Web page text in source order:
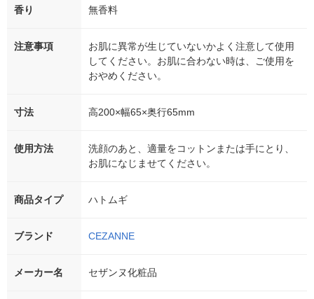
香り 無香料
注意事項
お肌に異常が生じていないかよく注意して使用
してください。お肌に合わない時は、ご使用を
おやめください。
寸法 高200×幅65×奥行65mm
使用方法
洗顔のあと、適量をコットンまたは手にとり、
お肌になじませてください。
商品タイプ ハトムギ
ブランド CEZANNE
メーカー名 セザンヌ化粧品